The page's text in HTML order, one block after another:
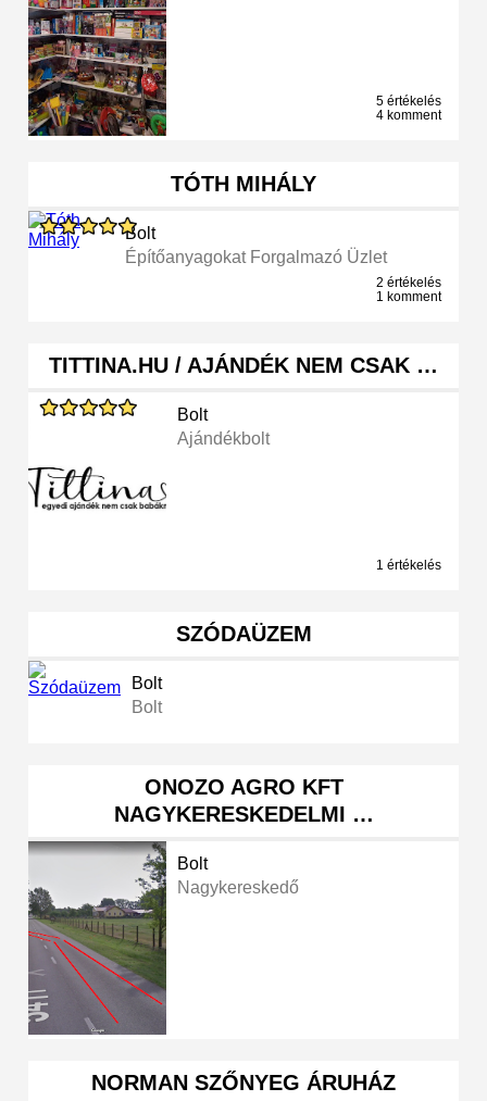
5 értékelés
4 komment
TÓTH MIHÁLY
Bolt
Építőanyagokat Forgalmazó Üzlet
2 értékelés
1 komment
TITTINA.HU / AJÁNDÉK NEM CSAK …
Bolt
Ajándékbolt
1 értékelés
SZÓDAÜZEM
Bolt
Bolt
ONOZO AGRO KFT
NAGYKERESKEDELMI …
Bolt
Nagykereskedő
NORMAN SZŐNYEG ÁRUHÁZ